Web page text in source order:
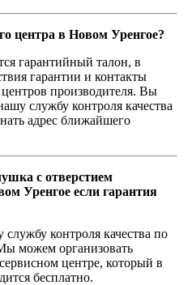
центра в Новом Уренгое?
гарантийный талон, в
гарантии и контакты
производителя. Вы
службу контроля качества
адрес ближайшего
с отверстием
Уренгое если гарантия
службу контроля качества по
можем организовать
центре, который в
бесплатно.